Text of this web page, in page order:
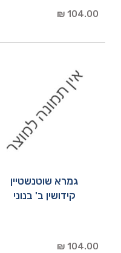
104.00 ₪
גמרא שוטנשטיין
קידושין ב' בנוני
104.00 ₪